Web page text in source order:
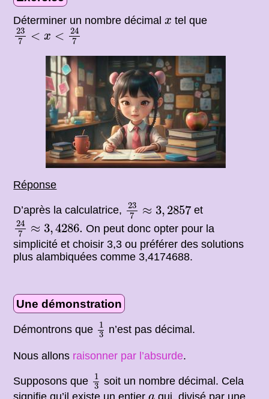
Déterminer un nombre décimalx
x tel que
23
7
< x <
24
7
237<x<247
Réponse
D’après la calculatrice,
23
7
≈ 3, 2857
23 2857
et
24
7
≈ 3,4286.
24 7
On peut donc opter pour la
simplicité et choisir 3,3 ou préférer des solutions
plus alambiquées comme 3,4174688.
Une démonstration
Démontrons que
1
3
1
n’est pas décimal.
Nous allons raisonner par l’absurde.
Supposons que
1
3
1
soit un nombre décimal. Cela
a